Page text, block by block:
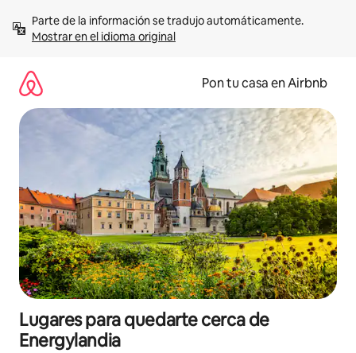
contenidoMostrar en el idioma original
Pon tu casa en Airbnb
Lugares para quedarte cerca de
Energylandia